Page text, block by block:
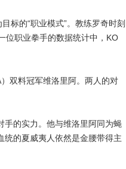
标的“职业模式”。教练罗奇时刻
位职业拳手的数据统计中，KO
双料冠军维洛里阿。两人的对
的实力。他与维洛里阿同为蝇
统的夏威夷人依然是金腰带得主